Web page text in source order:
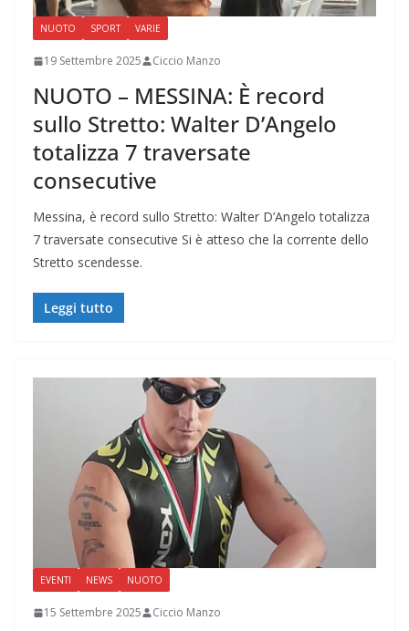
NUOTO SPORT VARIE
19 Settembre 2025 Ciccio Manzo
NUOTO – MESSINA: È record
sullo Stretto: Walter D’Angelo
totalizza 7 traversate
consecutive
Messina, è record sullo Stretto: Walter D’Angelo totalizza
7 traversate consecutive Si è atteso che la corrente dello
Stretto scendesse.
Leggi tutto
EVENTI NEWS NUOTO
15 Settembre 2025 Ciccio Manzo